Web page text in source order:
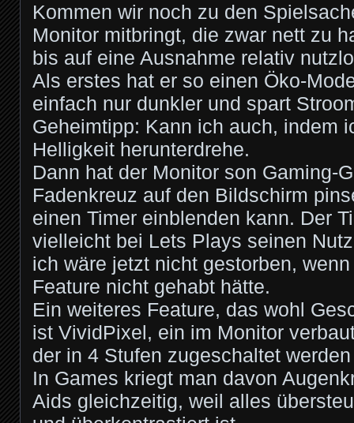
Kommen wir noch zu den
Monitor mitbringt, die zwar nett zu
bis auf eine Ausnahme relativ
Als erstes hat er so einen Öko-
einfach nur dunkler und spart
Geheimtipp: Kann ich auch, indem
Helligkeit herunterdrehe.
Dann hat der Monitor son Gaming-
Fadenkreuz auf den Bildschirm
einen Timer einblenden kann. Der
vielleicht bei Lets Plays seinen
ich wäre jetzt nicht gestorben,
Feature nicht gehabt hätte.
Ein weiteres Feature, das wohl
ist VividPixel, ein im Monitor
der in 4 Stufen zugeschaltet
In Games kriegt man davon
Aids gleichzeitig, weil alles